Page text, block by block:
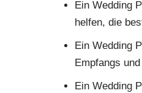
Ein Wedding
helfen, die
Ein Wedding
Empfangs
Ein Wedding